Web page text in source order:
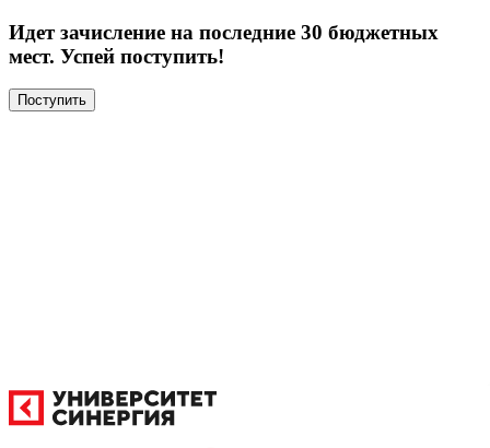
Идет зачисление на последние 30 бюджетных
мест. Успей поступить!
Поступить